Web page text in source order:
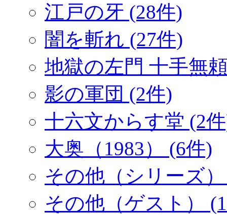
江戸の牙 (28件)
闇を斬れ (27件)
地獄の左門 十手無
影の軍団 (2件)
十六文からす堂 (2
大奥（1983） (6件)
その他（シリーズ
その他（ゲスト）